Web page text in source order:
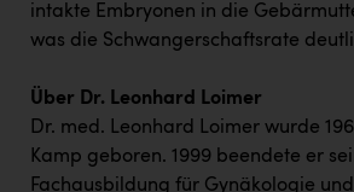
intakte Embryonen in die
was die Schwangerschaftsrate
Über Dr. Leonhard Loimer
Dr. med. Leonhard Loimer wurde
Kamp geboren. 1999 beendete er
Fachausbildung für Gynäkologie